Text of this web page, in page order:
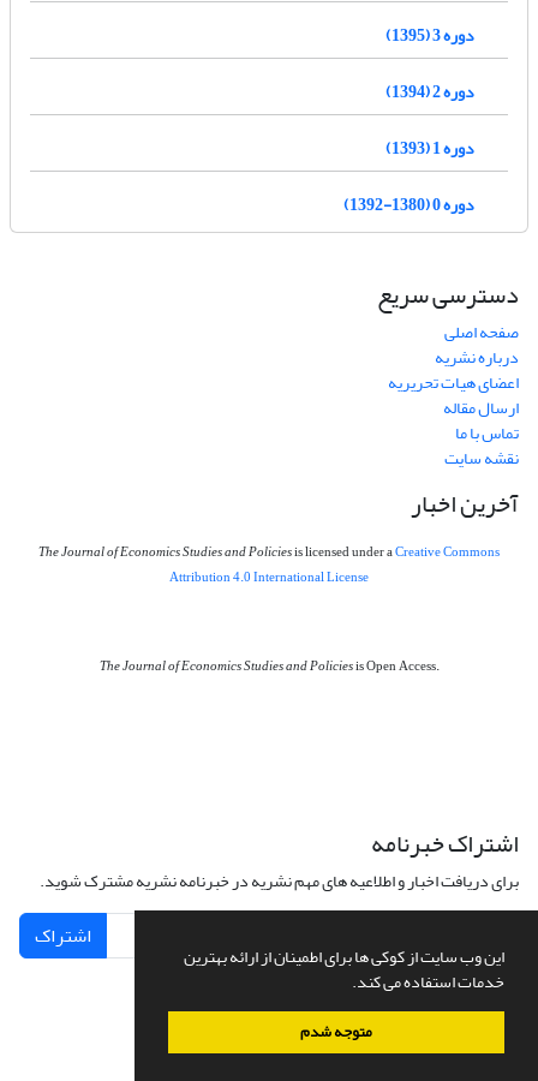
این وب سایت از کوکی ها برای اطمینان از ارائه بهترین
خدمات استفاده می کند.
متوجه شدم
دوره 3 (1395)
دوره 2 (1394)
دوره 1 (1393)
دوره 0 (1380-1392)
دسترسی سریع
صفحه اصلی
درباره نشریه
اعضای هیات تحریریه
ارسال مقاله
تماس با ما
نقشه سایت
آخرین اخبار
The Journal of Economics Studies and Policiesis licensed under aCreative Commons
Attribution 4.0 International License
The Journal of Economics Studies and Policiesis Open Access.
اشتراک خبرنامه
برای دریافت اخبار و اطلاعیه های مهم نشریه در خبرنامه نشریه مشترک شوید.
اشتراک
سامانه مدیریت نشریات علمی.طراحی و پیاده سازی ازسیناوب